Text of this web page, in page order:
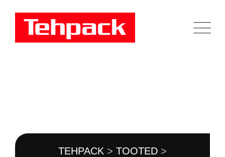
TEHPACK > TOOTED >